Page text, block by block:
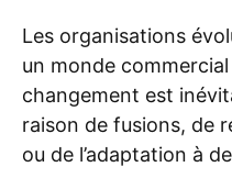
Les organisations
un monde
changement est
raison de fusions, de
ou de l’adaptation à